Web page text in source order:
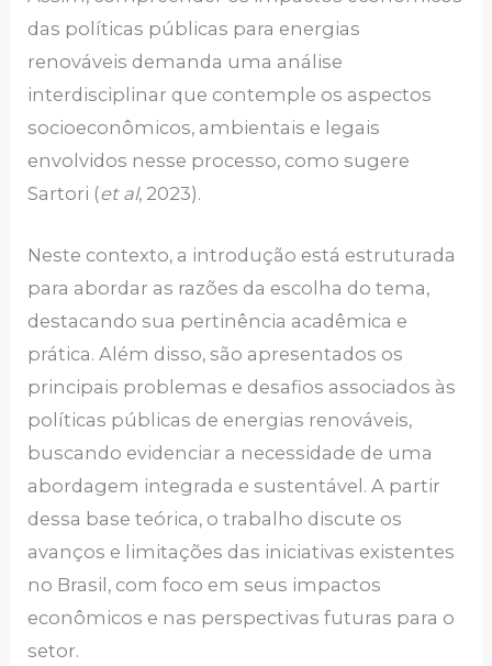
das políticas públicas para energias
renováveis demanda uma análise
interdisciplinar que contemple os aspectos
socioeconômicos, ambientais e legais
envolvidos nesse processo, como sugere
Sartori (et al, 2023).
Neste contexto, a introdução está estruturada
para abordar as razões da escolha do tema,
destacando sua pertinência acadêmica e
prática. Além disso, são apresentados os
principais problemas e desafios associados às
políticas públicas de energias renováveis,
buscando evidenciar a necessidade de uma
abordagem integrada e sustentável. A partir
dessa base teórica, o trabalho discute os
avanços e limitações das iniciativas existentes
no Brasil, com foco em seus impactos
econômicos e nas perspectivas futuras para o
setor.